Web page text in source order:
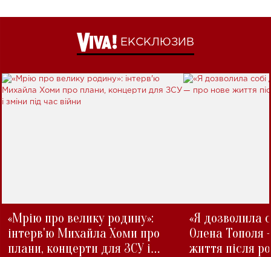
ЕКСКЛЮЗИВ
«Мрію про велику родину»:
інтерв'ю Михайла Хоми про
плани, концерти для ЗСУ і
«Я дозволила
Олена Тополя
життя після